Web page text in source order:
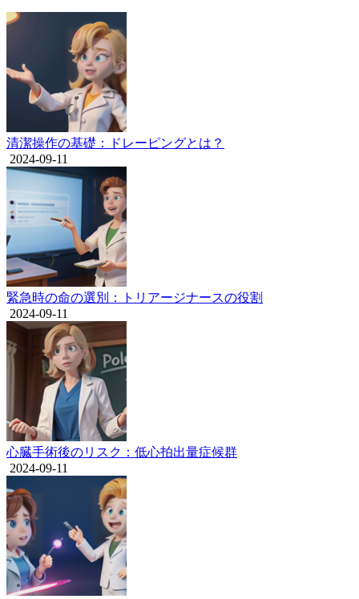
清潔操作の基礎：ドレーピングとは？
2024-09-11
緊急時の命の選別：トリアージナースの役割
2024-09-11
心臓手術後のリスク：低心拍出量症候群
2024-09-11